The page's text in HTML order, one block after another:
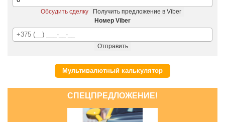
Обсудить сделку
Получить предложение в Viber
Номер Viber
Отправить
Мультивалютный калькулятор
СПЕЦПРЕДЛОЖЕНИЕ!